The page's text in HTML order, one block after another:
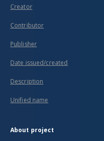
Creator
Contributor
Publisher
Date issued/created
Description
Unified name
About project